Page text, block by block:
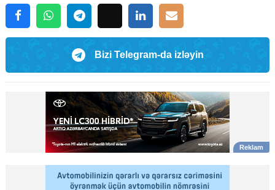
Bizi Telegram-da izləyin